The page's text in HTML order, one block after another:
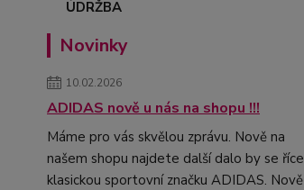
Novinky
10.02.2026
ADIDAS nově u nás na shopu !!!
Máme pro vás skvělou zprávu. Nově na
našem shopu najdete další dalo by se říce
klasickou sportovní značku ADIDAS. Nově